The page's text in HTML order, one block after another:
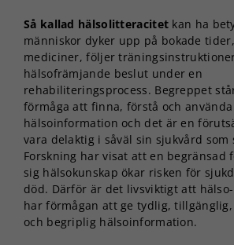
Så kallad hälsolitteracitet kan ha
människor dyker upp på bokade
mediciner, följer
hälsofrämjande beslut under en
rehabiliteringsprocess. Begreppet
förmåga att finna, förstå och använda
hälsoinformation och det är en
vara delaktig i såväl sin sjukvård som
Forskning har visat att en begränsad
sig hälsokunskap ökar risken för
död. Därför är det livsviktigt att
har förmågan att ge tydlig,
och begriplig hälsoinformation.